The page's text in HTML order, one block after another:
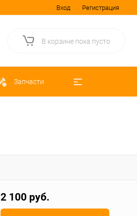
Вход Регистрация
В корзине пока пусто
Запчасти
2 100 руб.